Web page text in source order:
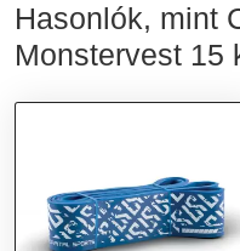
Hasonlók, mint
Monstervest 15